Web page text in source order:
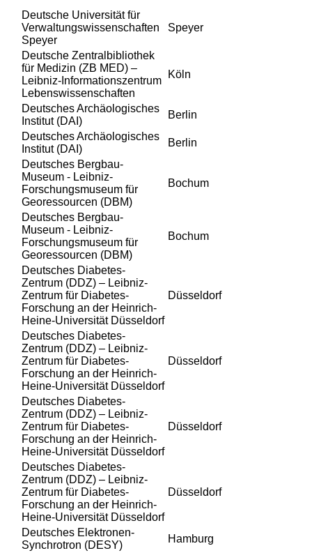
Deutsche Universität für
Verwaltungswissenschaften
Speyer
Speyer
Deutsche Zentralbibliothek
für Medizin (ZB MED) –
Leibniz-Informationszentrum
Lebenswissenschaften
Köln
Deutsches Archäologisches
Institut (DAI)
Berlin
Deutsches Archäologisches
Institut (DAI)
Berlin
Deutsches Bergbau-
Museum - Leibniz-
Forschungsmuseum für
Georessourcen (DBM)
Bochum
Deutsches Bergbau-
Museum - Leibniz-
Forschungsmuseum für
Georessourcen (DBM)
Bochum
Deutsches Diabetes-
Zentrum (DDZ) – Leibniz-
Zentrum für Diabetes-
Forschung an der Heinrich-
Heine-Universität Düsseldorf
Düsseldorf
Deutsches Diabetes-
Zentrum (DDZ) – Leibniz-
Zentrum für Diabetes-
Forschung an der Heinrich-
Heine-Universität Düsseldorf
Düsseldorf
Deutsches Diabetes-
Zentrum (DDZ) – Leibniz-
Zentrum für Diabetes-
Forschung an der Heinrich-
Heine-Universität Düsseldorf
Düsseldorf
Deutsches Diabetes-
Zentrum (DDZ) – Leibniz-
Zentrum für Diabetes-
Forschung an der Heinrich-
Heine-Universität Düsseldorf
Düsseldorf
Deutsches Elektronen-
Synchrotron (DESY)
Hamburg